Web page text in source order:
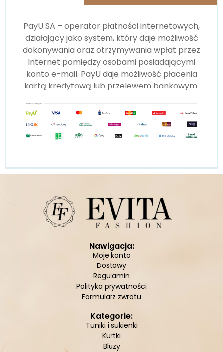
PayU SA – operator płatności internetowych,
działający jako system, który daje możliwość
dokonywania oraz otrzymywania wpłat przez
Internet pomiędzy osobami posiadającymi
konto e-mail. PayU daje możliwość płacenia
kartą kredytową lub przelewem bankowym.
Nawigacja:
Moje konto
Dostawy
Regulamin
Polityka prywatności
Formularz zwrotu
Kategorie:
Tuniki i sukienki
Kurtki
Bluzy